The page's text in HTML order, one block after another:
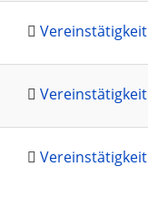
Vereinstätigkeit
Vereinstätigkeit
Vereinstätigkeit